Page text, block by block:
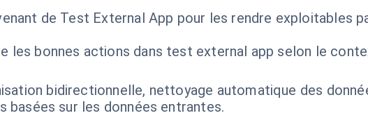
de Test External App pour les rendre exploitables
les bonnes actions dans test external app selon le
bidirectionnelle, nettoyage automatique des
sur les données entrantes.